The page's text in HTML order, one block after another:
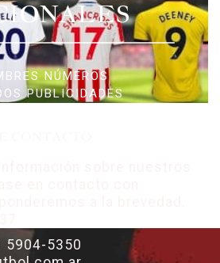
NÚMEROS
PUBLICIDADES
5904-5350